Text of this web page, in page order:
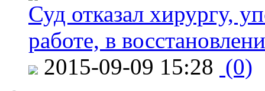
Суд отказал хирургу,
работе, в
2015-09-09 15:28 (0)